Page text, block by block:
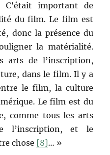
C’était important de
du film. Le film est
donc la présence du
la matérialité.
arts de l’inscription,
dans le film. Il y a
le film, la culture
Le film est du
comme tous les arts
l’inscription, et le
chose [8]… »